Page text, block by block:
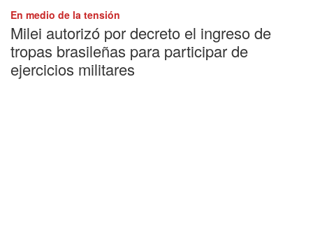
En medio de la tensión
Milei autorizó por decreto el ingreso de
tropas brasileñas para participar de
ejercicios militares